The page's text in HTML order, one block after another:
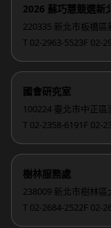
2026 蘇巧慧競選新
220335 新北市板橋區
T 02-2963-5523F 02-
國會研究室
100224 臺北市中正
T 02-2358-6191 F 02-
樹林服務處
238009 新北市樹林區
T 02-2684-2522F 02-